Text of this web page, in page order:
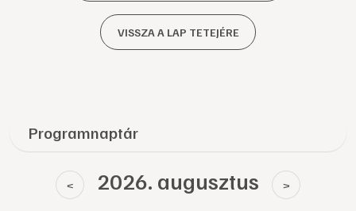
VISSZA A LAP TETEJÉRE
Programnaptár
< 2026. augusztus >